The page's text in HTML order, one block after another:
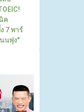
ค
7 พาร์
นพุ่ง"